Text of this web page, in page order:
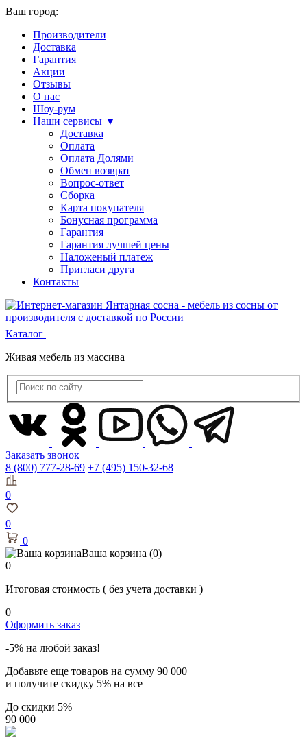
Ваш город:
Производители
Доставка
Гарантия
Акции
Отзывы
О нас
Шоу-рум
Наши сервисы ▼
Доставка
Оплата
Оплата Долями
Обмен возврат
Вопрос-ответ
Сборка
Карта покупателя
Бонусная программа
Гарантия
Гарантия лучшей цены
Наложеный платеж
Пригласи друга
Контакты
Каталог
Живая мебель из массива
Заказать звонок
8 (800) 777-28-69 +7 (495) 150-32-68
0
0
0
Ваша корзина (0)
0
Итоговая стоимость ( без учета доставки )
0
Оформить заказ
-5% на любой заказ!
Добавьте еще товаров на сумму 90 000
и получите скидку 5% на все
До скидки 5%
90 000